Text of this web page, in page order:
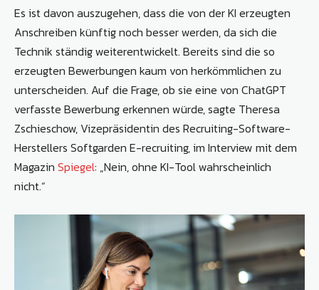
Es ist davon auszugehen, dass die von der KI erzeugten
Anschreiben künftig noch besser werden, da sich die
Technik ständig weiterentwickelt. Bereits sind die so
erzeugten Bewerbungen kaum von herkömmlichen zu
unterscheiden. Auf die Frage, ob sie eine von ChatGPT
verfasste Bewerbung erkennen würde, sagte Theresa
Zschieschow, Vizepräsidentin des Recruiting-Software-
Herstellers Softgarden E-recruiting, im Interview mit dem
Magazin Spiegel: „Nein, ohne KI-Tool wahrscheinlich
nicht.“